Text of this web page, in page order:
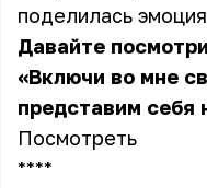
поделилась
Давайте
«Включи во мне
представим себя
Посмотреть
** **